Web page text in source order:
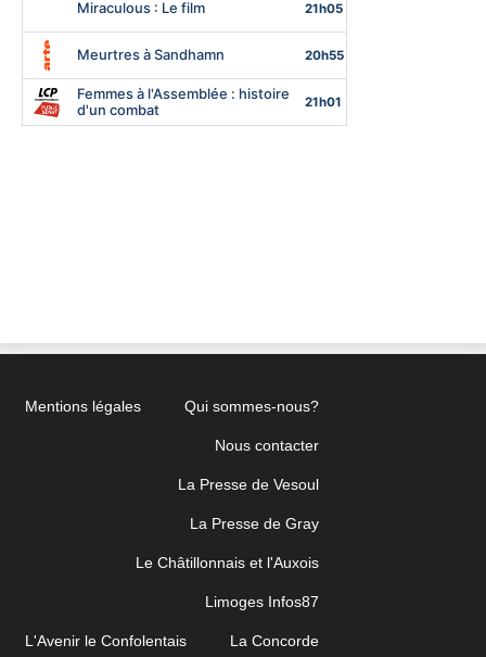
Mentions légales Qui sommes-nous?
Nous contacter
La Presse de Vesoul
La Presse de Gray
Le Châtillonnais et l'Auxois
Limoges Infos87
L'Avenir le Confolentais La Concorde